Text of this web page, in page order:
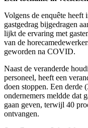
Volgens de enquête heeft
gastgedrag bijgedragen
lijkt de ervaring met
van de
geworden na COVID.
Naast de veranderde
personeel, heeft een
doen stoppen. Een derde
ondernemers meldde dat
gaan geven, terwijl 40
ontvangen.